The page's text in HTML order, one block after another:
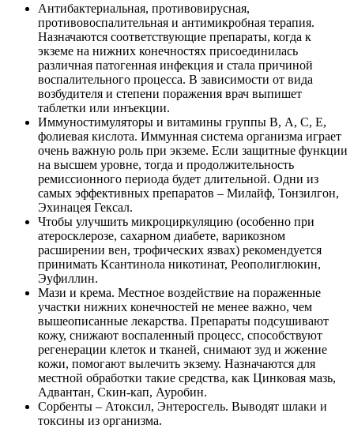
Антибактериальная, противовирусная,
противовоспалительная и антимикробная терапия.
Назначаются соответствующие препараты, когда к
экземе на нижних конечностях присоединилась
различная патогенная инфекция и стала причиной
воспалительного процесса. В зависимости от вида
возбудителя и степени поражения врач выпишет
таблетки или инъекции.
Иммуностимуляторы и витамины группы В, А, С, Е,
фолиевая кислота. Иммунная система организма играет
очень важную роль при экземе. Если защитные функции
на высшем уровне, тогда и продолжительность
ремиссионного периода будет длительной. Одни из
самых эффективных препаратов – Милайф, Тонзилгон,
Эхинацея Гексал.
Чтобы улучшить микроциркуляцию (особенно при
атеросклерозе, сахарном диабете, варикозном
расширении вен, трофических язвах) рекомендуется
принимать Ксантинола никотинат, Реополиглюкин,
Эуфиллин.
Мази и крема. Местное воздействие на пораженные
участки нижних конечностей не менее важно, чем
вышеописанные лекарства. Препараты подсушивают
кожу, снижают воспаленный процесс, способствуют
регенерации клеток и тканей, снимают зуд и жжение
кожи, помогают вылечить экзему. Назначаются для
местной обработки такие средства, как Цинковая мазь,
Адвантан, Скин-кап, Ауробин.
Сорбенты – Атоксил, Энтеросгель. Выводят шлаки и
токсины из организма.